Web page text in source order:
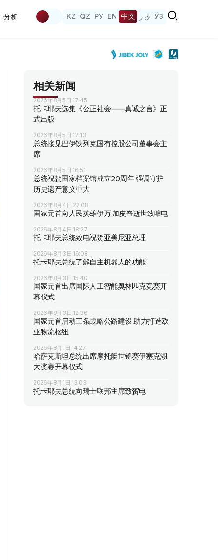
分析 KZ QZ РУ EN 中文 ق ز ЎЗ
相关新闻
2026年8月5日 17:45
托卡耶夫选集《公正社会——真诚之言》正
式出版
2026年8月5日 17:13
总统接见巴伊铁列克国有控股公司董事会主
席
2026年8月5日 16:51
总统祝贺国家档案馆成立20周年 强调守护
历史遗产意义重大
2026年8月4日 22:08
国家元首向人民英雄伊万·加皮奇逝世致唁电
2026年8月4日 18:27
托卡耶夫总统致电祝贺亚美尼亚总理
2026年8月3日 16:08
托卡耶夫总统了解自主机器人的功能
2026年8月3日 15:40
国家元首出席国际人工智能奥林匹克竞赛开
幕仪式
2026年8月3日 12:36
国家元首启动三条战略公路建设 助力打造欧
亚物流枢纽
2026年8月1日 14:27
哈萨克斯坦总统出席摩托艇世锦赛伊塞克湖
大奖赛开幕仪式
2026年8月1日 13:03
托卡耶夫总统向瑞士联邦主席致贺电